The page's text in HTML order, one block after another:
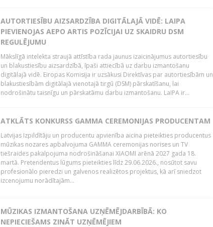
AUTORTIESĪBU AIZSARDZĪBA DIGITĀLAJĀ VIDĒ: LAIPA
PIEVIENOJAS AEPO ARTIS POZĪCIJAI UZ SKAIDRU DSM
REGULĒJUMU
Mākslīgā intelekta straujā attīstība rada jaunus izaicinājumus autortiesību
un blakustiesību aizsardzībā, īpaši attiecībā uz darbu izmantošanu
digitālajā vidē. Eiropas Komisija ir uzsākusi Direktīvas par autortiesībām un
blakustiesībām digitālajā vienotajā tirgū (DSM) pārskatīšanu, lai
nodrošinātu taisnīgu un pārskatāmu darbu izmantošanu. LaIPA ir...
ATKLĀTS KONKURSS GAMMA CEREMONIJAS PRODUCENTAM
Latvijas Izpildītāju un producentu apvienība aicina pieteikties producentus
mūzikas nozares apbalvojuma GAMMA ceremonijas norises un TV
tiešraides pakalpojuma nodrošināšanai XIAOMI arēnā 2027 gada 18.
martā. Pretendentus lūgums pieteikties līdz 29.06.2026., nosūtot savu
profesionālo pieredzi un galvenos realizētos projektus, kā arī sniedzot
izcenojumu norādītajām...
MŪZIKAS IZMANTOŠANA UZŅĒMĒJDARBĪBĀ: KO
NEPIECIEŠAMS ZINĀT UZŅĒMĒJIEM